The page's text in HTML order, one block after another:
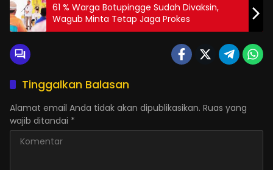
61 % Warga Botupingge Sudah Divaksin,
Wagub Minta Tetap Jaga Prokes
Tinggalkan Balasan
Alamat email Anda tidak akan dipublikasikan. Ruas yang
wajib ditandai *